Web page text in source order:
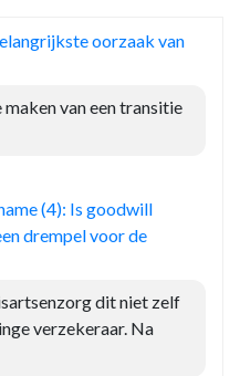
oorzaak van
van een transitie
(4): Is goodwill
drempel voor de
dit niet zelf
verzekeraar. Na